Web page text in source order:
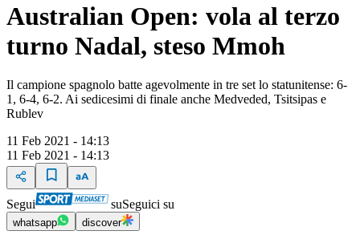
Australian Open: vola al terzo
turno Nadal, steso Mmoh
Il campione spagnolo batte agevolmente in tre set lo statunitense: 6-
1, 6-4, 6-2. Ai sedicesimi di finale anche Medveded, Tsitsipas e
Rublev
11 Feb 2021 - 14:13
11 Feb 2021 - 14:13
Segui suSeguici su
whatsapp discover